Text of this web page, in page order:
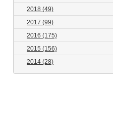
2018 (49)
2017 (99)
2016 (175)
2015 (156)
2014 (28)